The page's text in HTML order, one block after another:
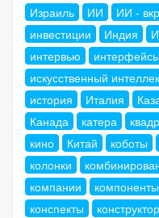
Израиль
ИИ ИИ -
инвестиции
Индия
интервью
искусственный
история
Италия
Канада
катера
кино
Китай коботы
колонки
компании
компоненты
конспекты